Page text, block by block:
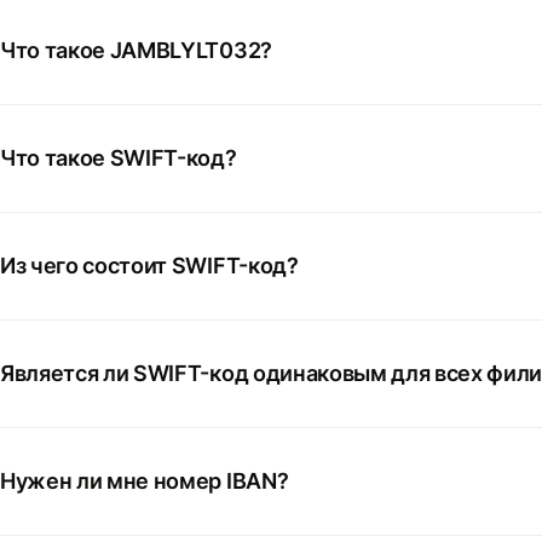
Что такое JAMBLYLT032?
Что такое SWIFT-код?
Из чего состоит SWIFT-код?
Является ли SWIFT-код одинаковым для всех
Нужен ли мне номер IBAN?